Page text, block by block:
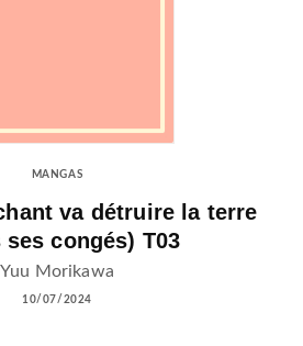
MANGAS
va détruire la terre
ses congés) T03
Yuu Morikawa
10/07/2024